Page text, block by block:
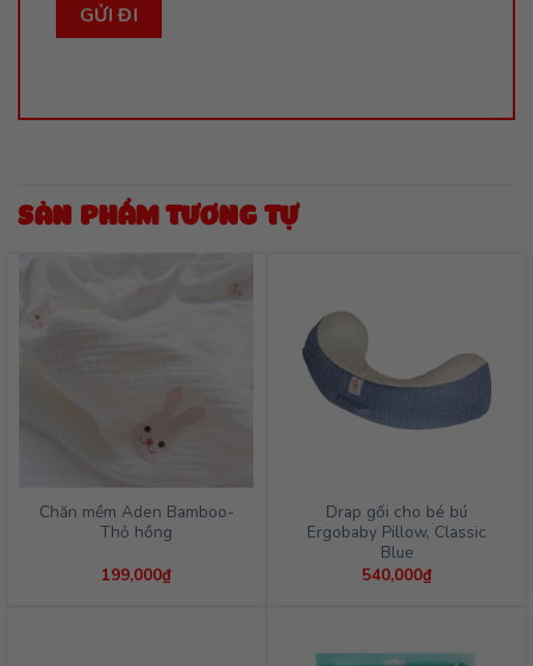
SẢN PHẨM TƯƠNG TỰ
Chăn mềm Aden Bamboo-
Thỏ hồng
199,000₫
Drap gối cho bé bú
Ergobaby Pillow, Classic
Blue
540,000₫